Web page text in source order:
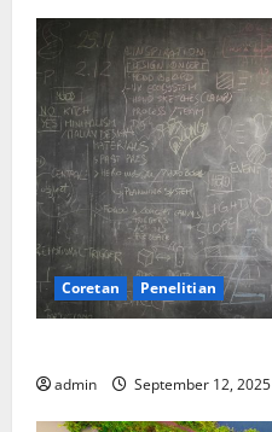
Coretan Penelitian
admin September 12, 2025